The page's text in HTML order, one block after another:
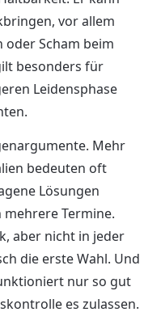
vor allem
oder Scham beim
besonders für
Leidensphase
Mehr
bedeuten oft
Lösungen
Termine.
aber nicht in jeder
die erste Wahl. Und
nur so gut
es zulassen.